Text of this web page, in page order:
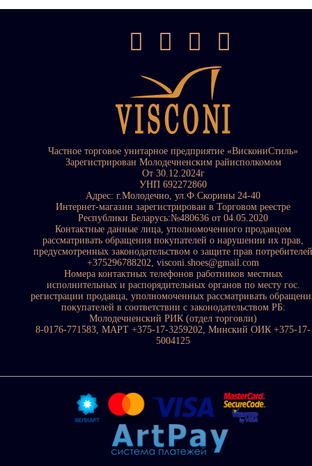
Частное торговое унитарное предприятие «ВискониСтиль»
Зарегистрирован Молодечненским райисполкомом
От 30.12.2024г
УНП 692272860
Адрес: г.Молодечно, ул.Ф.Скорины 24-40
Интернет-магазин зарегистрирован в Торговом реестре
Республики Беларусь:№480636 от 04.05.2020
Контактные данные лица, уполномоченного продавцом
рассматривать обращения покупателей о нарушении их прав,
предусмотренных законодательством о защите прав потребителей
+375296788202, visconi.shoes@gmail.com
Номера контактных телефонов работников местных
исполнительных и распорядительных органов по месту гос.
регистрации продавца, уполномоченных рассматривать
покупателей в соответствии с законодательством РБ:
Молодечненский РИК (отдел торговли)
8-0176-771583, МАРТ +375-17-3259202, Минский ОИК +375-17-
5004125